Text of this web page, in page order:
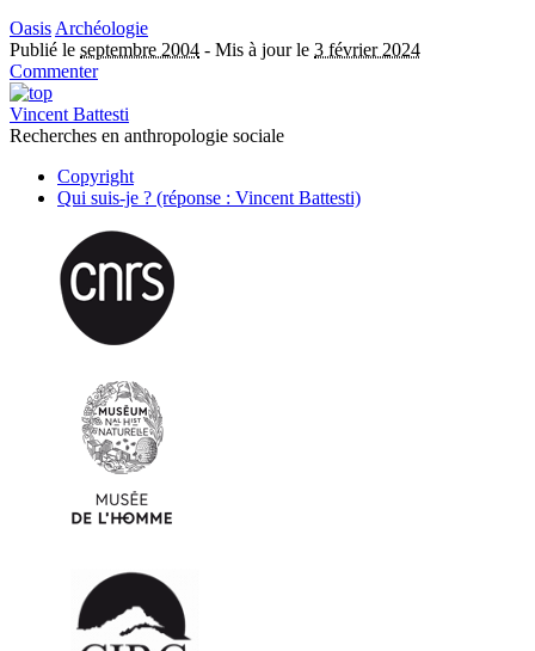
OasisArchéologie
Publié le septembre 2004 - Mis à jour le 3 février 2024
Commenter
Vincent Battesti
Recherches en anthropologie sociale
Copyright
Qui suis-je ? (réponse : Vincent Battesti)